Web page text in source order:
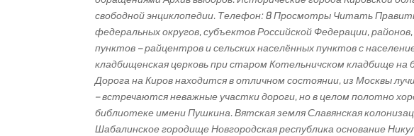
свободной энциклопедии. Телефон: 8 Просмотры Читать
федеральных округов, субъектов Российской Федерации,
пунктов – райцентров и сельских населённых пунктов с
кладбищенская церковь при старом Котельничском кладбище на
Дорога на Киров находится в отличном состоянии, из Москвы
– встречаются неважные участки дороги, но в целом полотно
библиотеке имени Пушкина. Вятская земля Славянская
Шабалинское городище Новгородская республика основание